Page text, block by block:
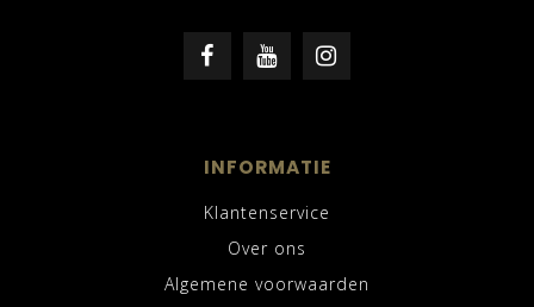
INFORMATIE
Klantenservice
Over ons
Algemene voorwaarden